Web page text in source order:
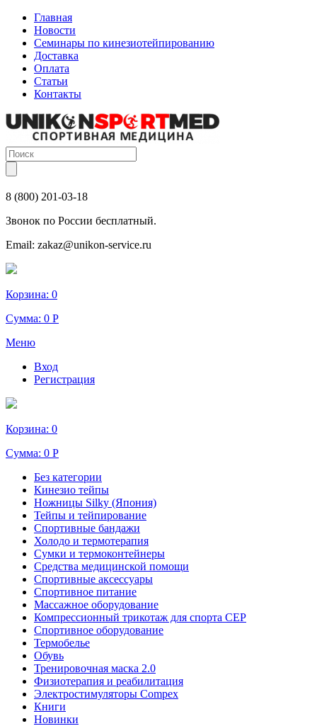
Главная
Новости
Семинары по кинезиотейпированию
Доставка
Оплата
Статьи
Контакты
8 (800) 201-03-18
Звонок по России бесплатный.
Email: zakaz@unikon-service.ru
Корзина: 0
Сумма: 0 Р
Меню
Вход
Регистрация
Корзина: 0
Сумма: 0 Р
Без категории
Кинезио тейпы
Ножницы Silky (Япония)
Тейпы и тейпирование
Спортивные бандажи
Холодо и термотерапия
Сумки и термоконтейнеры
Средства медицинской помощи
Спортивные аксессуары
Спортивное питание
Массажное оборудование
Компрессионный трикотаж для спорта СЕР
Спортивное оборудование
Термобелье
Обувь
Тренировочная маска 2.0
Физиотерапия и реабилитация
Электростимуляторы Compex
Книги
Новинки